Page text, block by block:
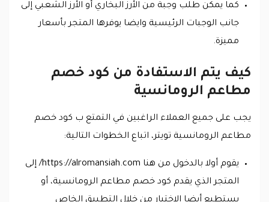
كما يمكن طلب وجبة من الأرز البخاري أو الأرز الشعبي إلى
جانب الوجبات الرئيسية وايضا يوفرها المتجر بأسعار
مميزة.
كيف يتم الاستفادة من كود خصم
مطاعم الرومانسية
يجب على جميع العملاء الراغبين في التمتع ب كود خصم
مطاعم الرومانسية تويتر، اتباع الخطوات التالية:
يقوم أولا بالدخول من هنا https://alromansiah.com/ إلى
المتجر الذي يقدم كود خصم مطاعم الرومانسية، أو